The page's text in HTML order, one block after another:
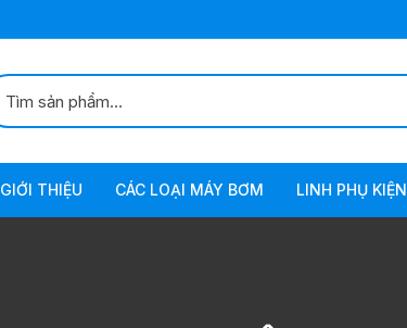
GIỚI THIỆU CÁC LOẠI MÁY BƠM LINH PHỤ KIỆN